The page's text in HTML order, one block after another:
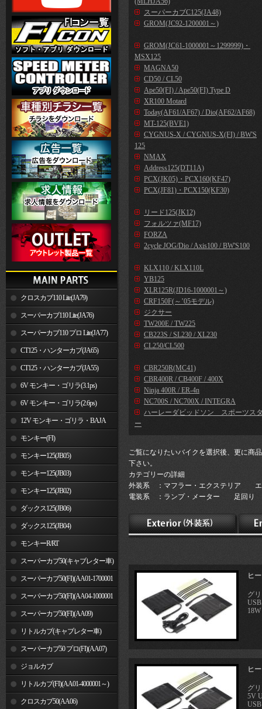
クロスカブ110 Lite(JA79)
スーパーカブ110 Lite(JA76)
スーパーカブ110 プロ Lite(JA77)
CT125・ハンターカブ(JA65)
CT125・ハンターカブ(JA55)
6V モンキー・ゴリラ(3.1ps)
6V モンキー・ゴリラ(2.6ps)
12V モンキー・ゴリラ・BAJA
モンキー(FI)
モンキー125(JB05)
モンキー125(JB03)
モンキー125(JB02)
ダックス125(JB06)
ダックス125(JB04)
モンキーR/RT
スーパーカブ50(キャブレター車)
スーパーカブ50(FI)(AA01-1700001
～) スーパーカブ50(FI)(AA04-1000001
～) スーパーカブ50(FI)(AA09)
リトルカブ(キャブレター車)
スーパーカブ50 プロ(FI)(AA07)
ジョルカブ
リトルカブ(FI)(AA01-4000001～)
クロスカブ50(AA06)
スーパーカブC125(JA48)
GROM(JC92-1200001～)
GROM(JC61-1000001～1299999)・
MSX125
MAGNA50
CD50 / CL50
Ape50(FI) / Ape50(FI) Type D
XR100 Motard
Today(AF61/AF67) / Dio(AF62/AF68)
MT-125(BVE1)
CYGNUS-X / CYGNUS-X(FI) / BW'S
125
NMAX
Address125(DT11A)
PCX(JK05)・PCX160(KF47)
PCX(JF81)・PCX150(KF30)
リード125(JK12)
フォルツァ(MF17)
FORZA
2cycle JOG/Dio / Axis100 / BW'S100
KLX110 / KLX110L
YB125
XLR125R(JD16-1000001～)
CRF150F(～’05モデル)
ジクサー
TW200E / TW225
CB223S / SL230 / XL230
CL250/CL500
CBR250R(MC41)
CBR400R / CB400F / 400X
Ninja 400R / ER-4n
NC700S / NC700X / INTEGRA
ハーレーダビッドソン スポーツス
ー
ご覧になりたいバイクを選択後、更に商
下さい。
カテゴリーの詳細
外装系 ：マフラー・エクステリア エ
電装系 ：ランプ・メーター 足回り
ヒ
グ
ヒ
グ
5V